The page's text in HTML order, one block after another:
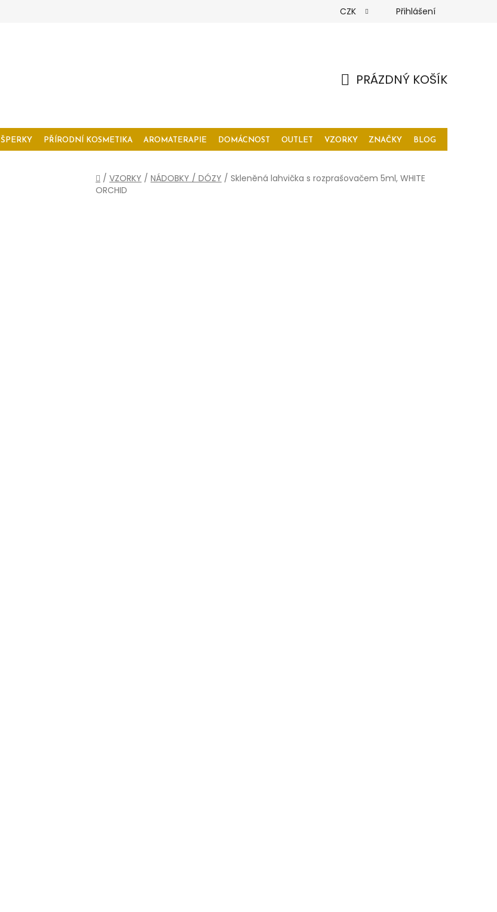
CZK Přihlášení
PRÁZDNÝ KOŠÍK
ŠPERKY PŘÍRODNÍ KOSMETIKA AROMATERAPIE DOMÁCNOST OUTLET VZORKY ZNAČKY BLOG
Domů
/ VZORKY / NÁDOBKY / DÓZY / Skleněná lahvička s rozprašovačem 5ml, WHITE
ORCHID